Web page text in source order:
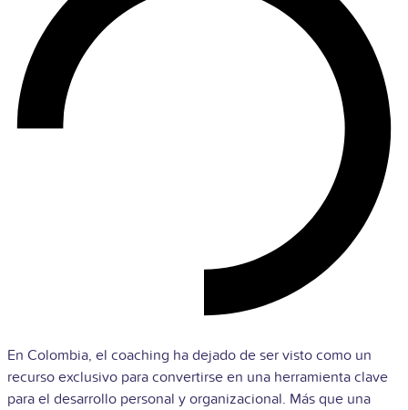
En Colombia, el coaching ha dejado de ser visto como un
recurso exclusivo para convertirse en una herramienta clave
para el desarrollo personal y organizacional. Más que una